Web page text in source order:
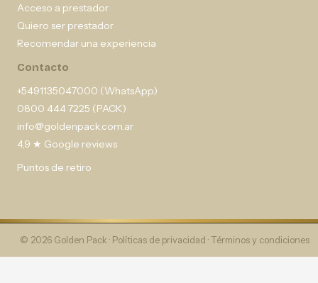
Acceso a prestador
Quiero ser prestador
Recomendar una experiencia
Contacto
+5491135047000 (WhatsApp)
0800 444 7225 (PACK)
info@goldenpack.com.ar
4,9 ★ Google reviews
Puntos de retiro
© 2026 Golden Pack · Políticas de privacidad · Términos y condiciones